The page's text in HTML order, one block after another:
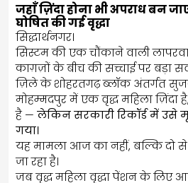
जहाँ ज़िंदा होना भी अपराध बन
घोषित की गई वृद्धा
सिद्धार्थनगर।
सिस्टम की एक चौंकाने वाली
काग़ज़ों के बीच की सच्चाई पर बड़ा
ज़िले के शोहरतगढ़ ब्लॉक अंतर्गत
मोहम्मदपुर में एक वृद्ध महिला ज़िंदा
है — लेकिन सरकारी रिकॉर्ड में उसे
गया।
यह मामला आज का नहीं, बल्कि दो से
जा रहा है।
जब वृद्ध महिला वृद्धा पेंशन के लिए